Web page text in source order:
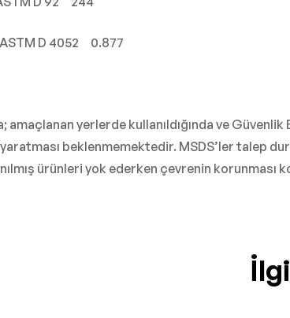
D 4052 0.877
amaçlanan yerlerde kullanıldığında ve
beklenmemektedir. MSDS’ler talep
ürünleri yok ederken çevrenin